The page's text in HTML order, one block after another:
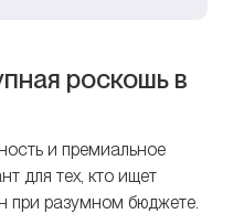
роскошь в
и премиальное
для тех, кто ищет
при разумном бюджете.